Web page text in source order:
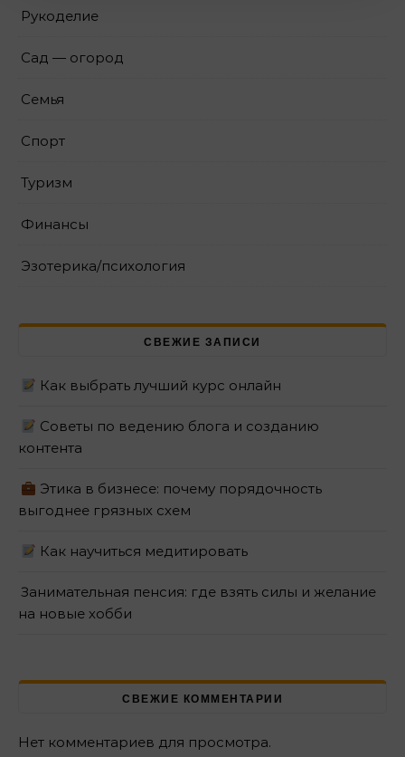
Рукоделие
Сад — огород
Семья
Спорт
Туризм
Финансы
Эзотерика/психология
СВЕЖИЕ ЗАПИСИ
Как выбрать лучший курс онлайн
Советы по ведению блога и созданию
контента
Этика в бизнесе: почему порядочность
выгоднее грязных схем
Как научиться медитировать
Занимательная пенсия: где взять силы и желание
на новые хобби
СВЕЖИЕ КОММЕНТАРИИ
Нет комментариев для просмотра.